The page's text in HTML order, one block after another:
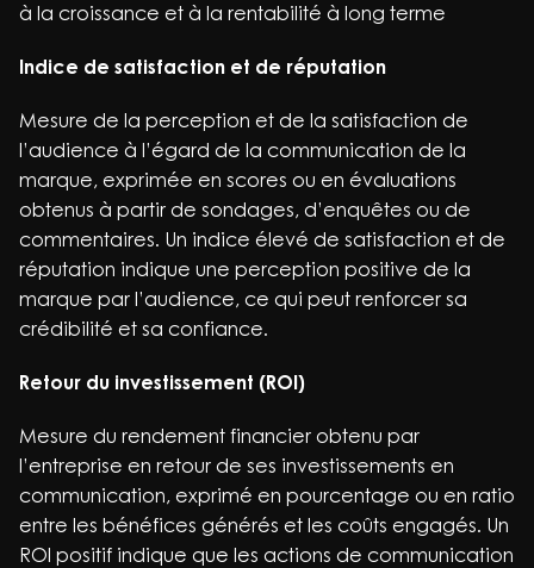
à la croissance et à la rentabilité à long terme
Indice de satisfaction et de réputation
Mesure de la perception et de la satisfaction de
l’audience à l’égard de la communication de la
marque, exprimée en scores ou en évaluations
obtenus à partir de sondages, d’enquêtes ou de
commentaires. Un indice élevé de satisfaction et de
réputation indique une perception positive de la
marque par l’audience, ce qui peut renforcer sa
crédibilité et sa confiance.
Retour du investissement (ROI)
Mesure du rendement financier obtenu par
l’entreprise en retour de ses investissements en
communication, exprimé en pourcentage ou en ratio
entre les bénéfices générés et les coûts engagés. Un
ROI positif indique que les actions de communication